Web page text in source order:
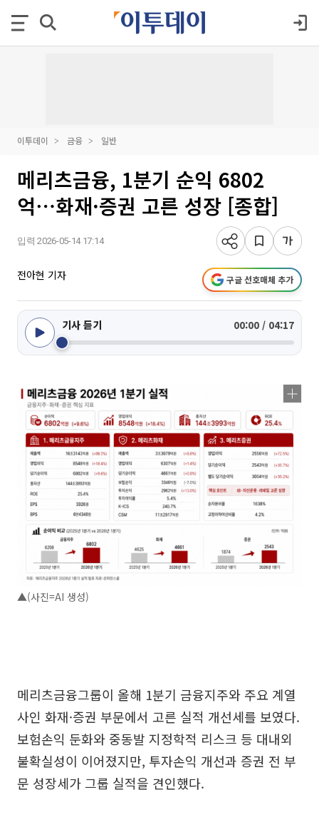
이투데이 금융 일반
메리츠금융, 1분기 순익 6802
억⋯화재·증권 고른 성장 [종합]
입력 2026-05-14 17:14
전아현 기자 구글 선호매체 추가
기사 듣기 00:00 / 04:17
▲(사진=AI 생성)
메리츠금융그룹이 올해 1분기 금융지주와 주요 계열
사인 화재·증권 부문에서 고른 실적 개선세를 보였다.
보험손익 둔화와 중동발 지정학적 리스크 등 대내외
불확실성이 이어졌지만, 투자손익 개선과 증권 전 부
문 성장세가 그룹 실적을 견인했다.